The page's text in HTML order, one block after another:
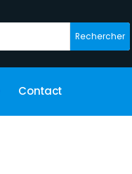
Rechercher
Contact